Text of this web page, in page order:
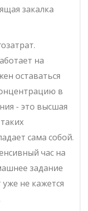
закалка
на
оставаться
в
- это высшая
сама собой.
час на
задание
не кажется